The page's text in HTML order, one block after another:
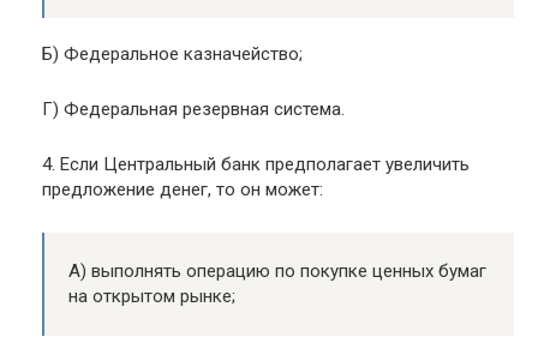
Б) Федеральное казначейство;
Г) Федеральная резервная система.
4. Если Центральный банк предполагает увеличить
предложение денег, то он может:
А) выполнять операцию по покупке ценных бумаг
на открытом рынке;